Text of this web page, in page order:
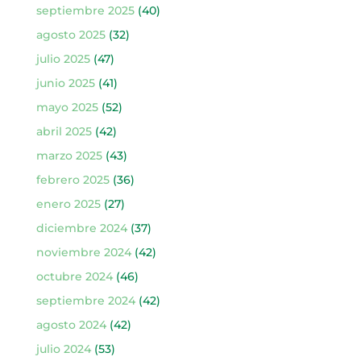
septiembre 2025(40)
agosto 2025(32)
julio 2025(47)
junio 2025(41)
mayo 2025(52)
abril 2025(42)
marzo 2025(43)
febrero 2025(36)
enero 2025(27)
diciembre 2024(37)
noviembre 2024(42)
octubre 2024(46)
septiembre 2024(42)
agosto 2024(42)
julio 2024(53)